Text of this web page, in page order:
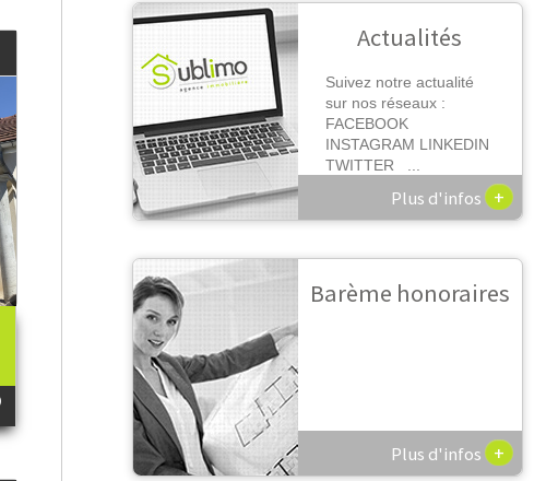
Actualités
Suivez notre actualité
sur nos réseaux :
FACEBOOK
INSTAGRAM LINKEDIN
TWITTER ...
Plus d'infos +
Barème honoraires
Plus d'infos +